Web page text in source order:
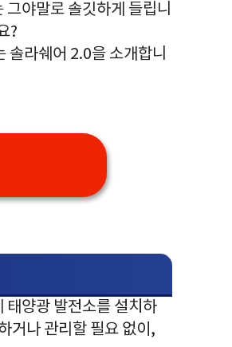
그야말로 솔깃하게 들립니
?
솔라쉐어 2.0을 소개합니
태양광 발전소를 설치하
거나 관리할 필요 없이,